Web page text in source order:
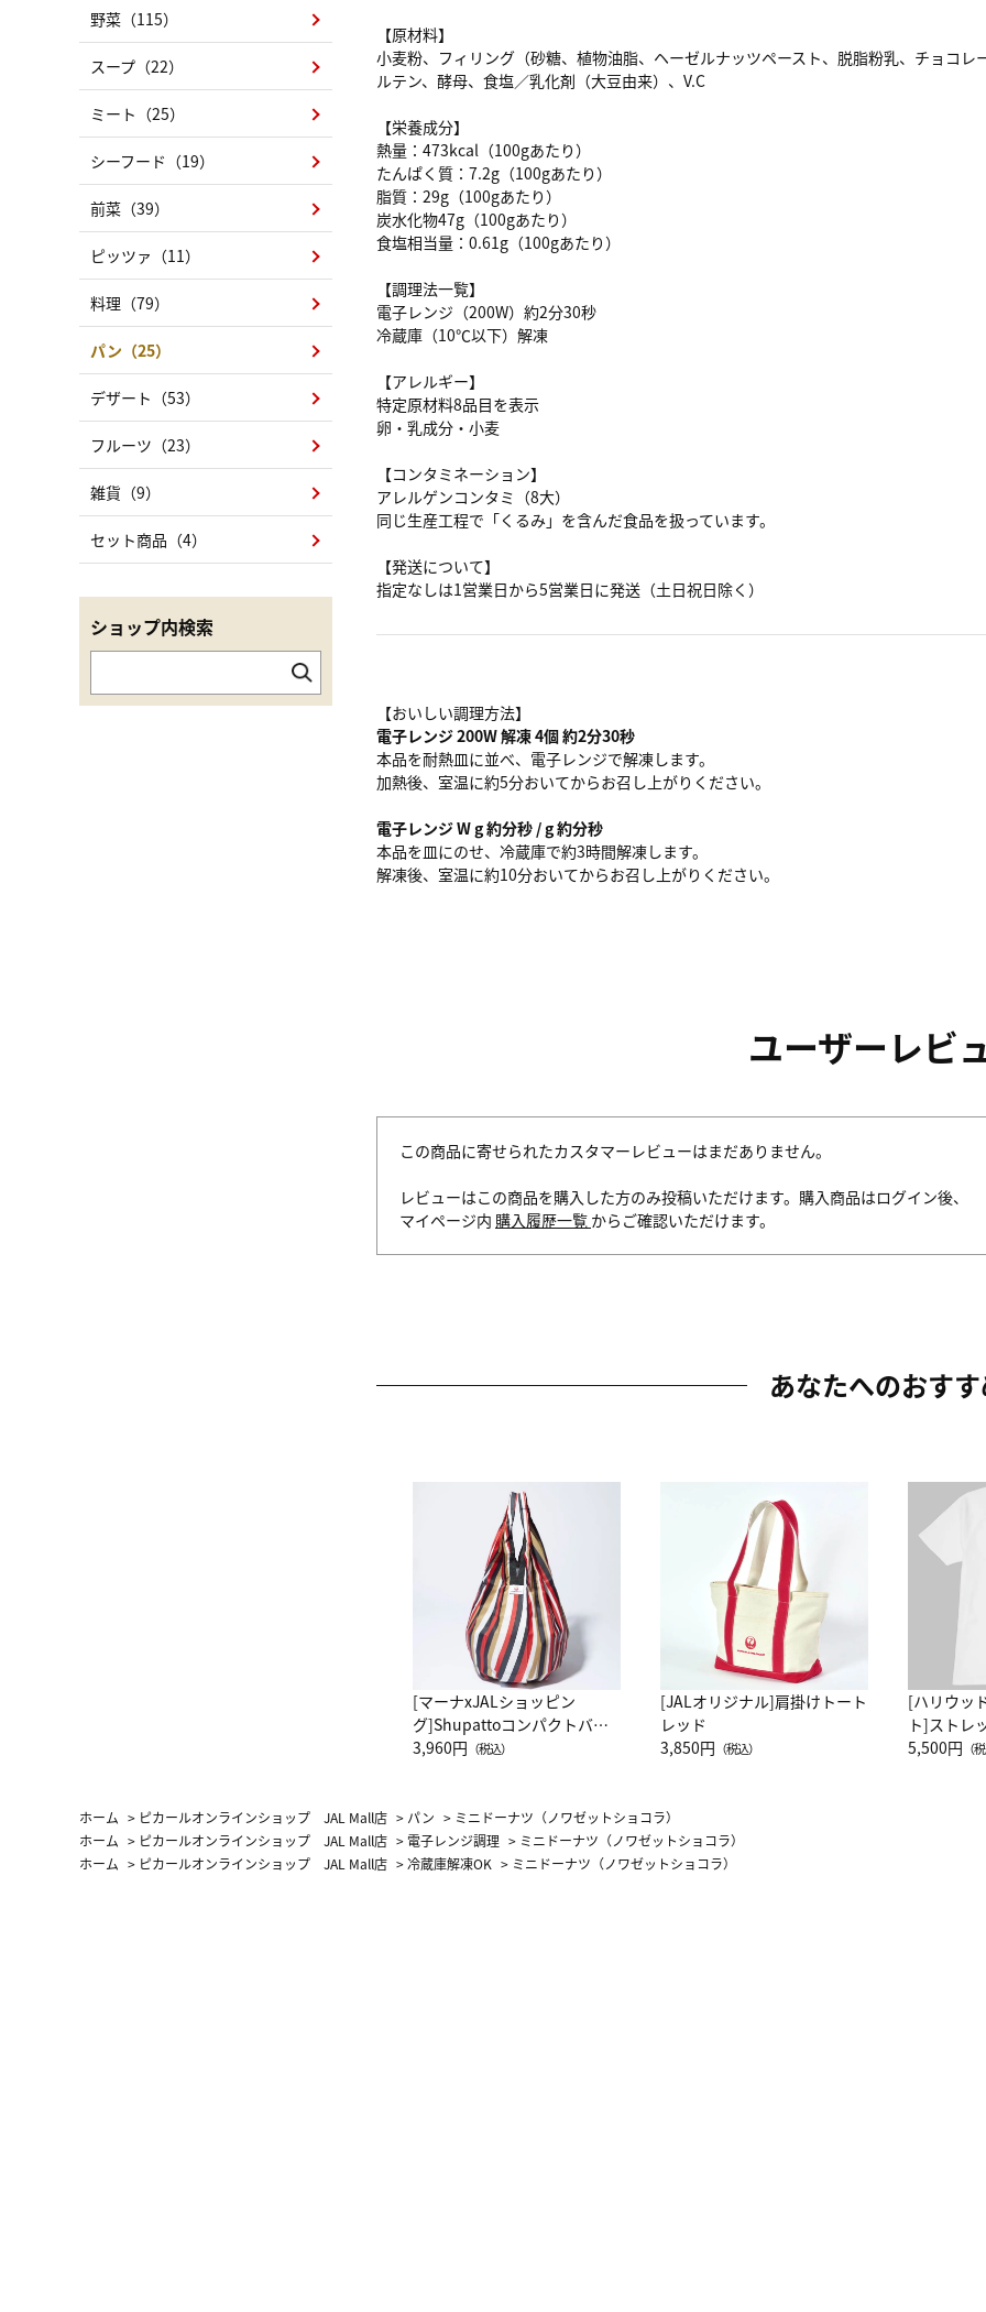
【原材料】
小麦粉、フィリング（砂糖、植物油脂、ヘーゼルナッツペースト、脱脂粉乳、チョコ
ルテン、酵母、食塩／乳化剤（大豆由来）、V.C
【栄養成分】
熱量：473kcal（100gあたり）
たんぱく質：7.2g（100gあたり）
脂質：29g（100gあたり）
炭水化物47g（100gあたり）
食塩相当量：0.61g（100gあたり）
【調理法一覧】
電子レンジ（200W）約2分30秒
冷蔵庫（10℃以下）解凍
【アレルギー】
特定原材料8品目を表示
卵・乳成分・小麦
【コンタミネーション】
アレルゲンコンタミ（8大）
同じ生産工程で「くるみ」を含んだ食品を扱っています。
【発送について】
指定なしは1営業日から5営業日に発送（土日祝日除く）
【おいしい調理方法】
電子レンジ 200W 解凍 4個 約2分30秒
本品を耐熱皿に並べ、電子レンジで解凍します。
加熱後、室温に約5分おいてからお召し上がりください。
電子レンジ W g 約分秒 / g 約分秒
本品を皿にのせ、冷蔵庫で約3時間解凍します。
解凍後、室温に約10分おいてからお召し上がりください。
ユーザーレビ
この商品に寄せられたカスタマーレビューはまだありません。
レビューはこの商品を購入した方のみ投稿いただけます。購入商品はログイン後、
マイページ内 購入履歴一覧 からご確認いただけます。
あなたへのおす
[マーナxJALショッピン
グ]Shupattoコンパクトバッ
グ Drop JAL客室乗務員
3,960円 （税込）
[JALオリジナル]肩掛けトート
レッド
3,850円 （税込）
[ハリウッ
ト]ストレ
ーネック
5,500円 （
野菜（115）
スープ（22）
ミート（25）
シーフード（19）
前菜（39）
ピッツァ（11）
料理（79）
パン（25）
デザート（53）
フルーツ（23）
雑貨（9）
セット商品（4）
ショップ内検索
ホーム > ピカールオンラインショップ JAL Mall店 > パン > ミニドーナツ（ノワゼットショコラ）
ホーム > ピカールオンラインショップ JAL Mall店 > 電子レンジ調理 > ミニドーナツ（ノワゼットショコラ）
ホーム > ピカールオンラインショップ JAL Mall店 >冷蔵庫解凍OK > ミニドーナツ（ノワゼットショコラ）